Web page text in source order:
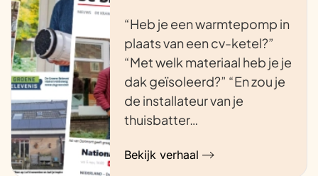
“Heb je een warmtepomp in
plaats van een cv-ketel?”
“Met welk materiaal heb je je
dak geïsoleerd?” “En zou je
de installateur van je
thuisbatter…
Bekijk verhaal